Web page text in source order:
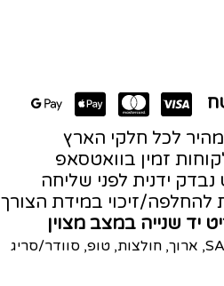
לכל חלקי הארץ
זמין בוואטסאפ
ידנית לפני שליחה
זיכוי במידת הצורך
יד שנייה במצב מצוין
, ארוך, חולצות, טופ, סוודר/סריג